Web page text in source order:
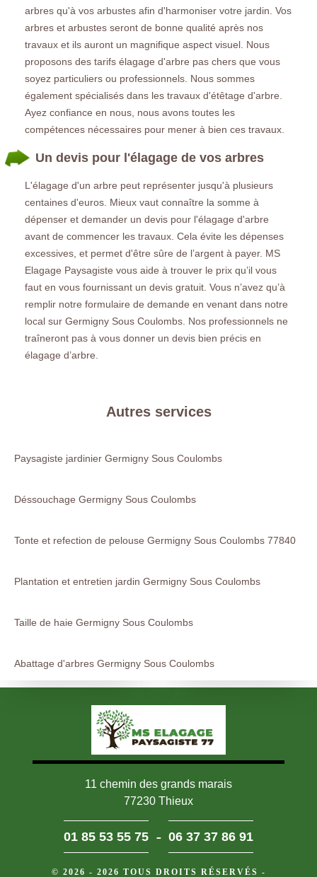
arbres qu'à vos arbustes afin d'harmoniser votre jardin. Vos
arbres et arbustes seront de bonne qualité après nos
travaux et ils auront un magnifique aspect visuel. Nous
proposons des tarifs élagage d'arbre pas chers que vous
soyez particuliers ou professionnels. Nous sommes
également spécialisés dans les travaux d'étêtage d'arbre.
Ayez confiance en nous, nous avons toutes les
compétences nécessaires pour mener à bien ces travaux.
Un devis pour l'élagage de vos arbres
L'élagage d'un arbre peut représenter jusqu'à plusieurs
centaines d'euros. Mieux vaut connaître la somme à
dépenser et demander un devis pour l'élagage d'arbre
avant de commencer les travaux. Cela évite les dépenses
excessives, et permet d'être sûre de l’argent à payer. MS
Elagage Paysagiste vous aide à trouver le prix qu’il vous
faut en vous fournissant un devis gratuit. Vous n’avez qu’à
remplir notre formulaire de demande en venant dans notre
local sur Germigny Sous Coulombs. Nos professionnels ne
traîneront pas à vous donner un devis bien précis en
élagage d’arbre.
Autres services
Paysagiste jardinier Germigny Sous Coulombs
Déssouchage Germigny Sous Coulombs
Tonte et refection de pelouse Germigny Sous Coulombs 77840
Plantation et entretien jardin Germigny Sous Coulombs
Taille de haie Germigny Sous Coulombs
Abattage d'arbres Germigny Sous Coulombs
11 chemin des grands marais
77230 Thieux
01 85 53 55 75 - 06 37 37 86 91
© 2026 - 2026 TOUS DROITS RÉSERVÉS -